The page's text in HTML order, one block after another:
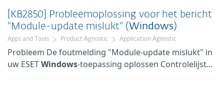
[KB2850] Probleemoplossing voor het bericht
"Module-update mislukt" ( Windows )
Apps and Tools Product Agnostic Application Agnostic
Probleem De foutmelding "Module-update mislukt" in
uw ESETWindows-toepassing oplossen Controlelijst...